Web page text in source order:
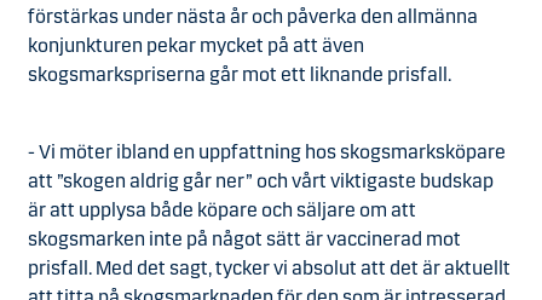
förstärkas under nästa år och påverka den allmänna
konjunkturen pekar mycket på att även
skogsmarkspriserna går mot ett liknande prisfall.
- Vi möter ibland en uppfattning hos skogsmarksköpare
att ”skogen aldrig går ner” och vårt viktigaste budskap
är att upplysa både köpare och säljare om att
skogsmarken inte på något sätt är vaccinerad mot
prisfall. Med det sagt, tycker vi absolut att det är aktuellt